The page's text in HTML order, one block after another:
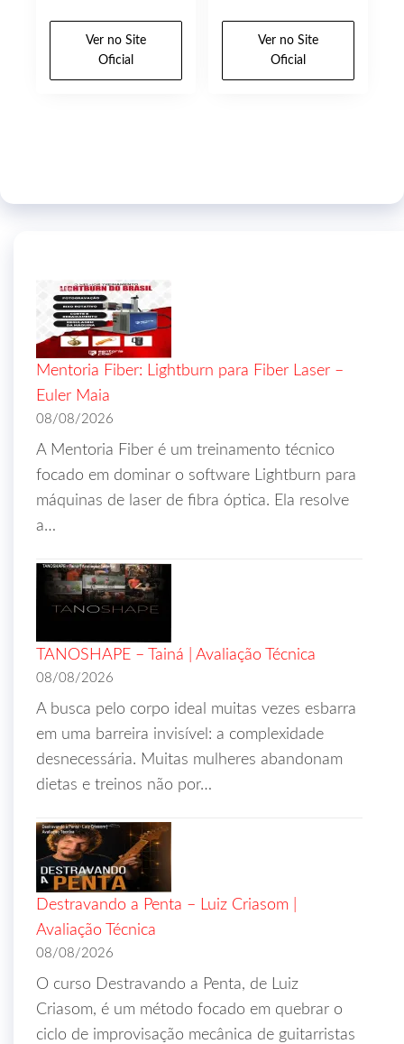
Ver no Site
Oficial
Ver no Site
Oficial
Mentoria Fiber: Lightburn para Fiber Laser –
Euler Maia
08/08/2026
A Mentoria Fiber é um treinamento técnico
focado em dominar o software Lightburn para
máquinas de laser de fibra óptica. Ela resolve
a…
TANOSHAPE – Tainá | Avaliação Técnica
08/08/2026
A busca pelo corpo ideal muitas vezes esbarra
em uma barreira invisível: a complexidade
desnecessária. Muitas mulheres abandonam
dietas e treinos não por…
Destravando a Penta – Luiz Criasom |
Avaliação Técnica
08/08/2026
O curso Destravando a Penta, de Luiz
Criasom, é um método focado em quebrar o
ciclo de improvisação mecânica de guitarristas